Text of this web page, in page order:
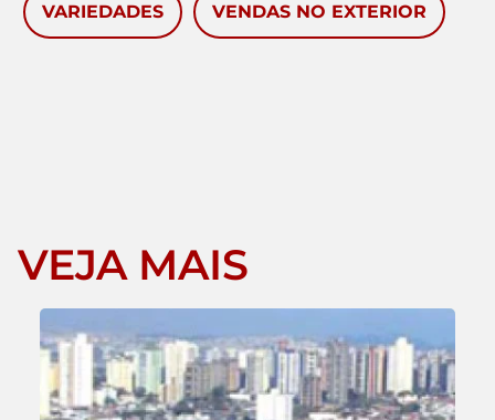
VARIEDADES VENDAS NO EXTERIOR
VEJA MAIS